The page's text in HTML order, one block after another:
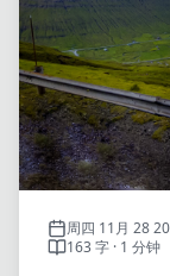
周四 11月 28
163 字 · 1 分钟